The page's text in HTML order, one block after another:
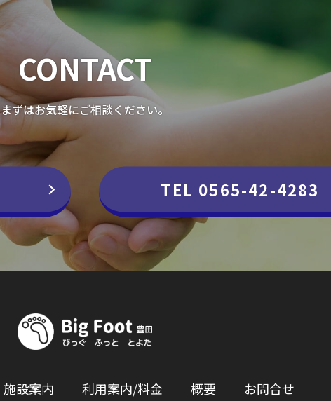
CONTACT
まずはお気軽にご相談ください。
TEL 0565-42-4283
施設案内 利用案内/料金 概要 お問合せ